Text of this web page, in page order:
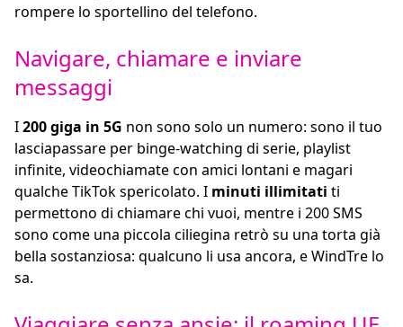
rompere lo sportellino del telefono.
Navigare, chiamare e inviare
messaggi
I200 giga in 5G non sono solo un numero: sono il tuo
lasciapassare per binge-watching di serie, playlist
infinite, videochiamate con amici lontani e magari
qualche TikTok spericolato. I minuti illimitati ti
permettono di chiamare chi vuoi, mentre i 200 SMS
sono come una piccola ciliegina retrò su una torta già
bella sostanziosa: qualcuno li usa ancora, e WindTre lo
sa.